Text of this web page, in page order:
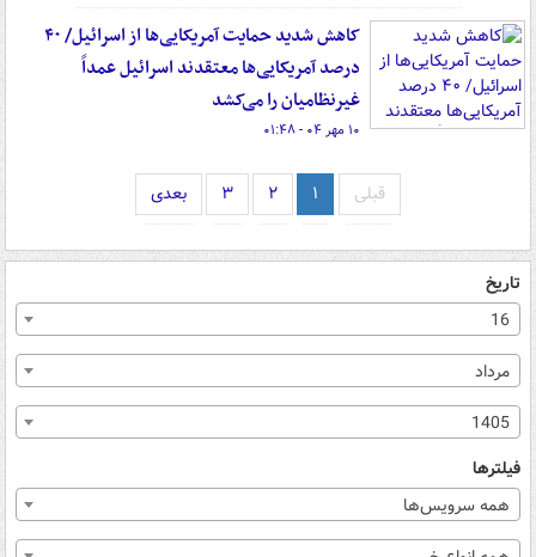
کاهش شدید حمایت آمریکایی‌ها از اسرائیل/ ۴۰
درصد آمریکایی‌ها معتقدند اسرائیل عمداً
غیرنظامیان را می‌کشد
۱۰ مهر ۰۴ - ۰۱:۴۸
قبلی ۱ ۲ ۳ بعدی
تاریخ
16
مرداد
1405
فیلترها
همه سرویس‌ها